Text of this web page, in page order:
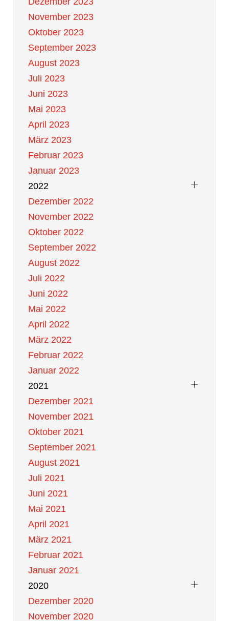
November 2023
Oktober 2023
September 2023
August 2023
Juli 2023
Juni 2023
Mai 2023
April 2023
März 2023
Februar 2023
Januar 2023
2022
Dezember 2022
November 2022
Oktober 2022
September 2022
August 2022
Juli 2022
Juni 2022
Mai 2022
April 2022
März 2022
Februar 2022
Januar 2022
2021
Dezember 2021
November 2021
Oktober 2021
September 2021
August 2021
Juli 2021
Juni 2021
Mai 2021
April 2021
März 2021
Februar 2021
Januar 2021
2020
Dezember 2020
November 2020